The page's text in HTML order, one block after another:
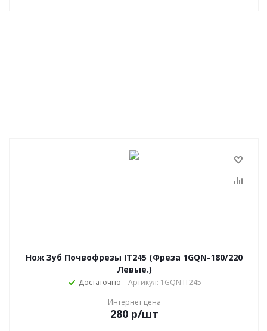
Нож Зуб Почвофрезы IT245 (Фреза 1GQN-180/220
Левые.)
Достаточно
Артикул: 1GQN IT245
Интернет цена
280р/шт